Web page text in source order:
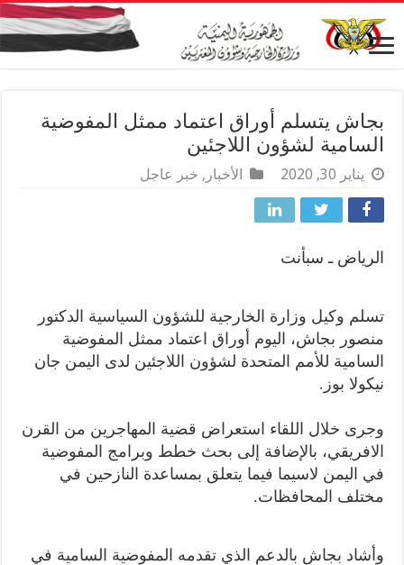
بجاش يتسلم أوراق اعتماد ممثل المفوضية
السامية لشؤون اللاجئين
يناير 30, 2020 الأخبار , خبر عاجل
الرياض ـ سبأنت
تسلم وكيل وزارة الخارجية للشؤون السياسية الدكتور
منصور بجاش، اليوم أوراق اعتماد ممثل المفوضية
السامية للأمم المتحدة لشؤون اللاجئين لدى اليمن جان
نيكولا بوز.
وجرى خلال اللقاء استعراض قضية المهاجرين من القرن
الافريقي، بالإضافة إلى بحث خطط وبرامج المفوضية
في اليمن لاسيما فيما يتعلق بمساعدة النازحين في
مختلف المحافظات.
وأشاد بجاش بالدعم الذي تقدمه المفوضية السامية في